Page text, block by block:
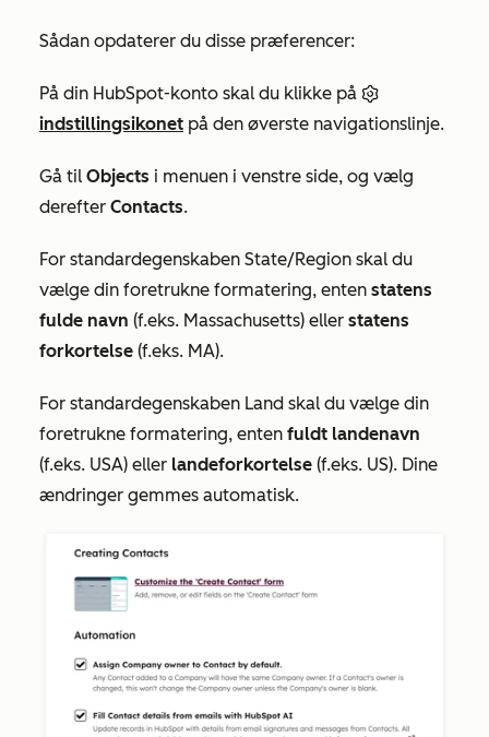
Sådan opdaterer du disse præferencer:
På din HubSpot-konto skal du klikke på
indstillingsikonet på den øverste navigationslinje.
Gå til Objects i menuen i venstre side, og vælg
derefter Contacts.
For standardegenskaben State/Region skal du
vælge din foretrukne formatering, enten statens
fulde navn (f.eks. Massachusetts) eller statens
forkortelse (f.eks. MA).
For standardegenskaben Land skal du vælge din
foretrukne formatering, enten fuldt landenavn
(f.eks. USA) eller landeforkortelse (f.eks. US). Dine
ændringer gemmes automatisk.